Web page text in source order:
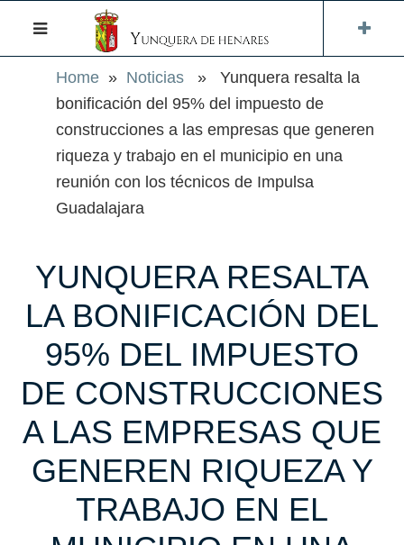
Home » Noticias » Yunquera resalta la
bonificación del 95% del impuesto de
construcciones a las empresas que generen
riqueza y trabajo en el municipio en una
reunión con los técnicos de Impulsa
Guadalajara
YUNQUERA RESALTA
LA BONIFICACIÓN DEL
95% DEL IMPUESTO
DE CONSTRUCCIONES
A LAS EMPRESAS QUE
GENEREN RIQUEZA Y
TRABAJO EN EL